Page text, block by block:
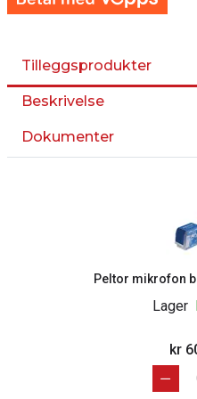
Tilleggsprodukter
Beskrivelse
Dokumenter
Peltor mikrofon
Lager
kr